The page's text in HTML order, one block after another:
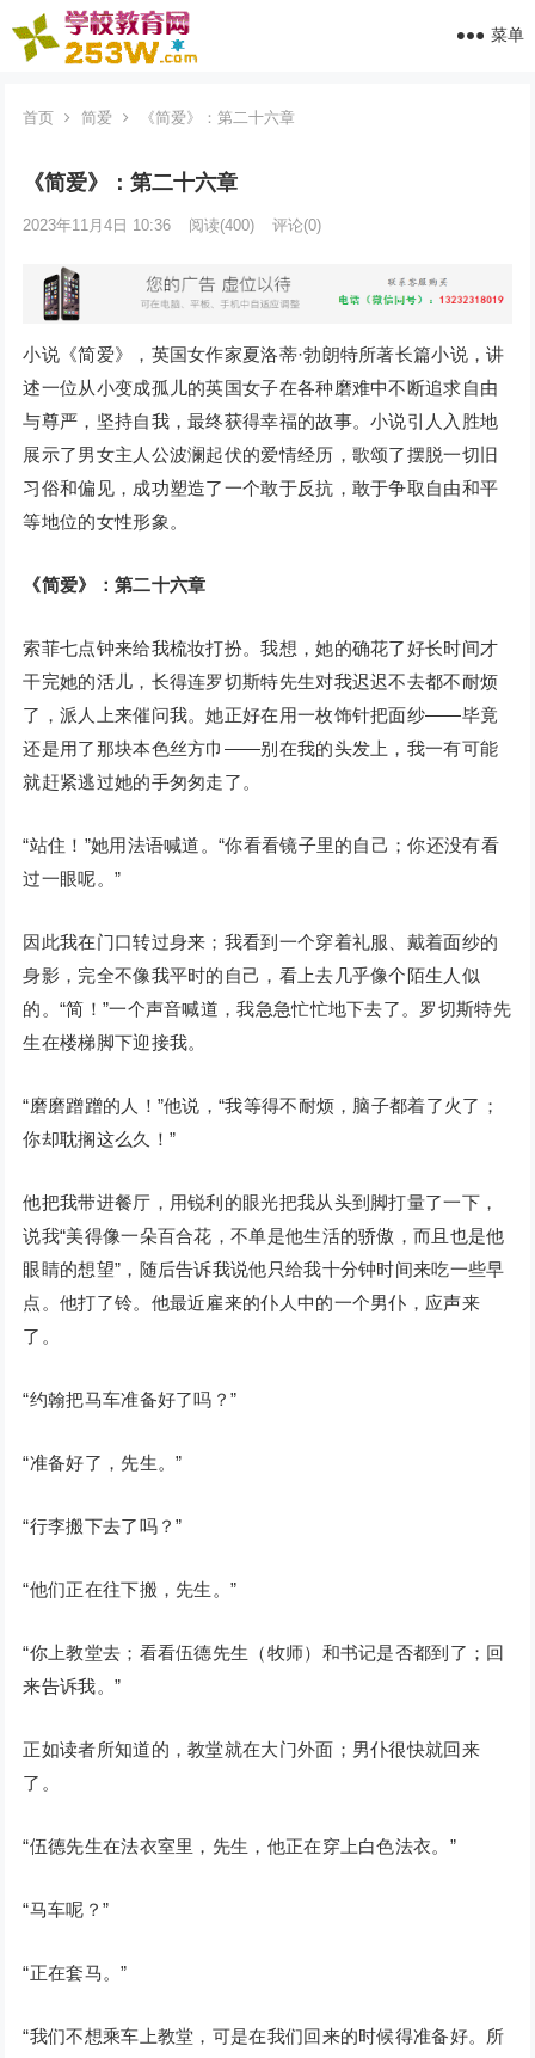
菜单
首页 简爱 《简爱》：第二十六章
《简爱》：第二十六章
2023年11月4日 10:36 阅读(400) 评论(0)
小说《简爱》，英国女作家夏洛蒂·勃朗特所著长篇小说，讲
述一位从小变成孤儿的英国女子在各种磨难中不断追求自由
与尊严，坚持自我，最终获得幸福的故事。小说引人入胜地
展示了男女主人公波澜起伏的爱情经历，歌颂了摆脱一切旧
习俗和偏见，成功塑造了一个敢于反抗，敢于争取自由和平
等地位的女性形象。
《简爱》：第二十六章
索菲七点钟来给我梳妆打扮。我想，她的确花了好长时间才
干完她的活儿，长得连罗切斯特先生对我迟迟不去都不耐烦
了，派人上来催问我。她正好在用一枚饰针把面纱——毕竟
还是用了那块本色丝方巾——别在我的头发上，我一有可能
就赶紧逃过她的手匆匆走了。
“站住！”她用法语喊道。“你看看镜子里的自己；你还没有看
过一眼呢。”
因此我在门口转过身来；我看到一个穿着礼服、戴着面纱的
身影，完全不像我平时的自己，看上去几乎像个陌生人似
的。“简！”一个声音喊道，我急急忙忙地下去了。罗切斯特先
生在楼梯脚下迎接我。
“磨磨蹭蹭的人！”他说，“我等得不耐烦，脑子都着了火了；
你却耽搁这么久！”
他把我带进餐厅，用锐利的眼光把我从头到脚打量了一下，
说我“美得像一朵百合花，不单是他生活的骄傲，而且也是他
眼睛的想望”，随后告诉我说他只给我十分钟时间来吃一些早
点。他打了铃。他最近雇来的仆人中的一个男仆，应声来
了。
“约翰把马车准备好了吗？”
“准备好了，先生。”
“行李搬下去了吗？”
“他们正在往下搬，先生。”
“你上教堂去；看看伍德先生（牧师）和书记是否都到了；回
来告诉我。”
正如读者所知道的，教堂就在大门外面；男仆很快就回来
了。
“伍德先生在法衣室里，先生，他正在穿上白色法衣。”
“马车呢？”
“正在套马。”
“我们不想乘车上教堂，可是在我们回来的时候得准备好。所